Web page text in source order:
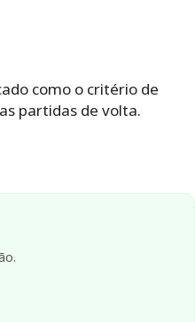
como o critério de
partidas de volta.